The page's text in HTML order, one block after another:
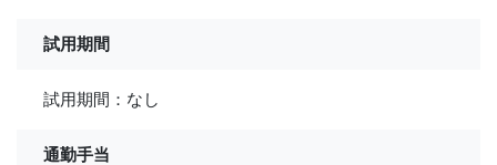
試用期間
試用期間：なし
通勤手当